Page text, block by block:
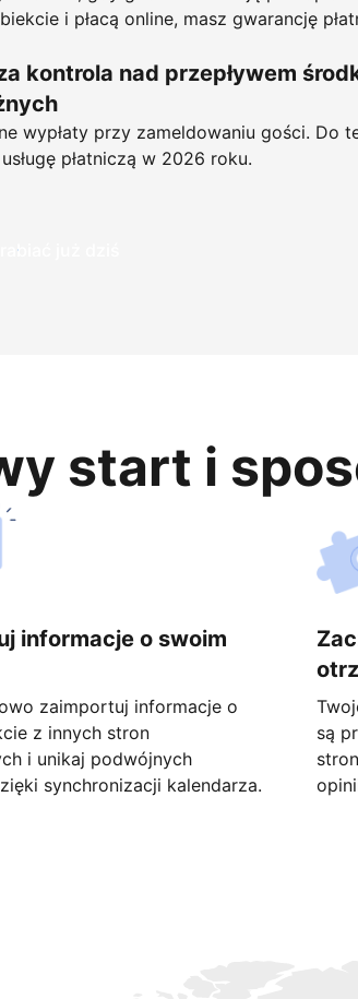
i płacą online, masz gwarancję
kontrola nad przepływem
wypłaty przy zameldowaniu gości. Do
płatniczą w 2026 roku.
już dziś
start i
informacje o swoim
zaimportuj informacje o
z innych stron
i unikaj podwójnych
synchronizacji kalendarza.
są
już dziś